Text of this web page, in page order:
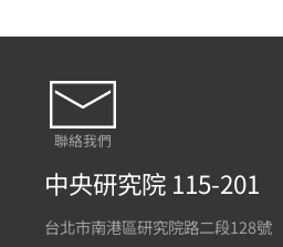
聯絡我們
中央研究院 115-201
台北市南港區研究院路二段128號